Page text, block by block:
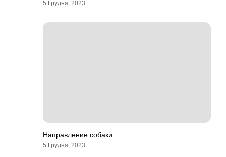
5 Грудня, 2023
Направление собаки
5 Грудня, 2023